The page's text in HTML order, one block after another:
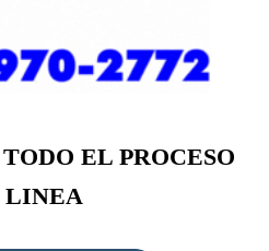
EL PROCESO
LINEA